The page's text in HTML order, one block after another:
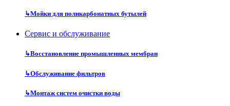
↳Мойки для поликарбонатных бутылей
Сервис и обслуживание
↳Восстановление промышленных мембран
↳Обслуживание фильтров
↳Монтаж систем очистки воды